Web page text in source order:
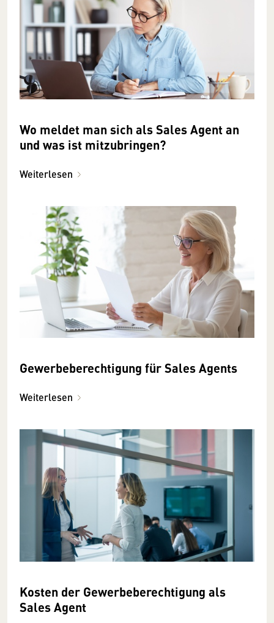
Wo meldet man sich als Sales Agent an
und was ist mitzubringen?
Weiterlesen
Gewerbeberechtigung für Sales Agents
Weiterlesen
Kosten der Gewerbeberechtigung als
Sales Agent